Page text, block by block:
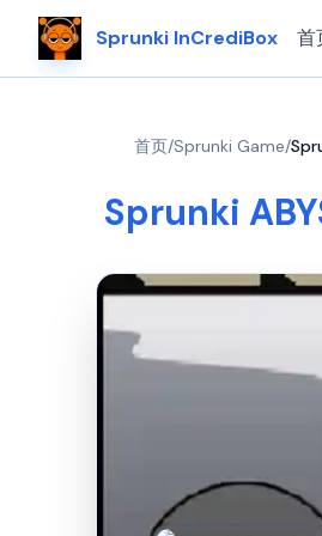
Sprunki InCrediBox 首
首页/Sprunki Game/
Sprunki